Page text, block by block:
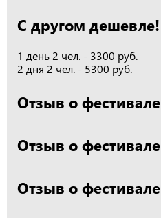
С другом дешевле!
1 день 2 чел. - 3300 руб.
2 дня 2 чел. - 5300 руб.
Отзыв о фестивале
Отзыв о фестивале
Отзыв о фестивале